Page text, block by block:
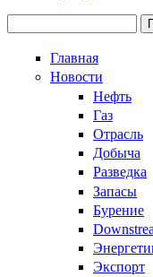
Главная
Новости
Нефть
Газ
Отрасль
Добыча
Разведка
Запасы
Бурение
Экспорт